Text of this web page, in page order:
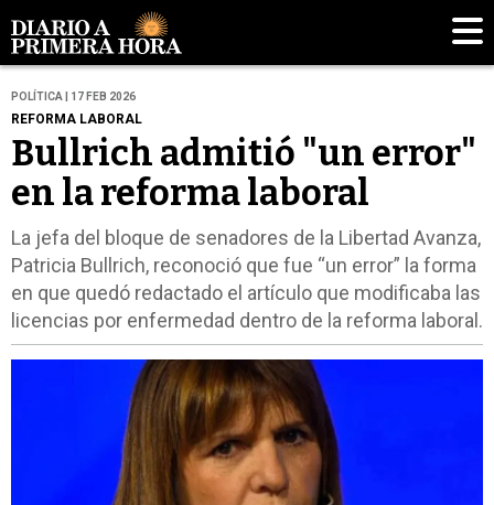
POLÍTICA | 17 FEB 2026
REFORMA LABORAL
Bullrich admitió "un error"
en la reforma laboral
La jefa del bloque de senadores de la Libertad Avanza,
Patricia Bullrich, reconoció que fue “un error” la forma
en que quedó redactado el artículo que modificaba las
licencias por enfermedad dentro de la reforma laboral.